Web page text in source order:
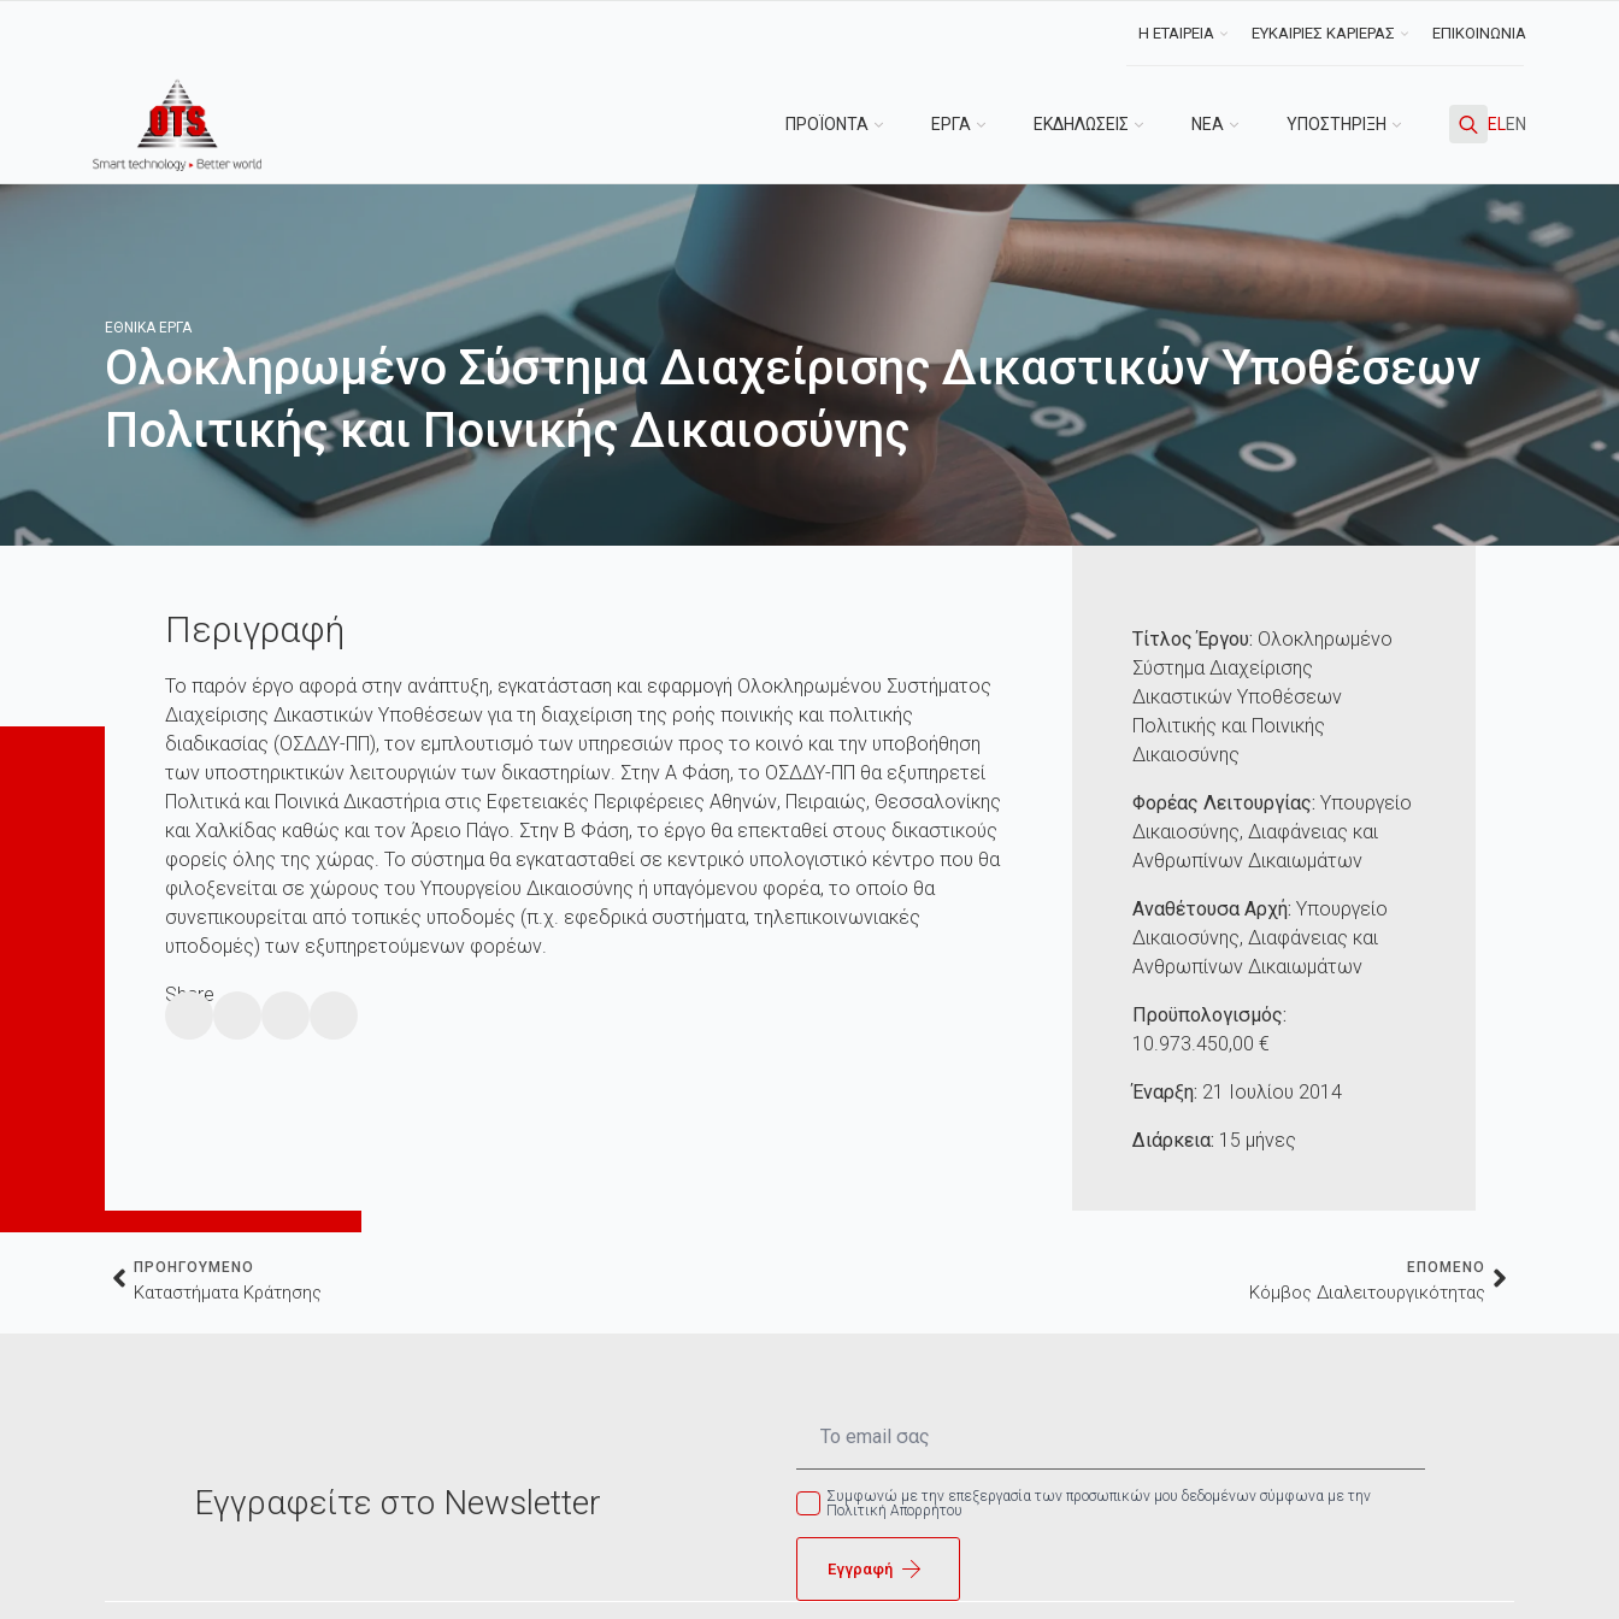
Η ΕΤΑΙΡΕΙΑ ΕΥΚΑΙΡΙΕΣ ΚΑΡΙΕΡΑΣ ΕΠΙΚΟΙΝΩΝΙΑ
ΠΡΟΪΟΝΤΑ ΕΡΓΑ ΕΚΔΗΛΩΣΕΙΣ ΝΕΑ ΥΠΟΣΤΗΡΙΞΗ
for:
ELEN
ΕΘΝΙΚΆ ΈΡΓΑ
Ολοκληρωμένο Σύστημα Διαχείρισης Δικαστικών Υποθέσεων
Πολιτικής και Ποινικής Δικαιοσύνης
Περιγραφή
Το παρόν έργο αφορά στην ανάπτυξη, εγκατάσταση και εφαρμογή Ολοκληρωμένου Συστήματος
Διαχείρισης Δικαστικών Υποθέσεων για τη διαχείριση της ροής ποινικής και πολιτικής
διαδικασίας (ΟΣΔΔΥ-ΠΠ), τον εμπλουτισμό των υπηρεσιών προς το κοινό και την υποβοήθηση
των υποστηρικτικών λειτουργιών των δικαστηρίων. Στην Α Φάση, το ΟΣΔΔΥ-ΠΠ θα εξυπηρετεί
Πολιτικά και Ποινικά Δικαστήρια στις Εφετειακές Περιφέρειες Αθηνών, Πειραιώς, Θεσσαλονίκης
και Χαλκίδας καθώς και τον Άρειο Πάγο. Στην Β Φάση, το έργο θα επεκταθεί στους δικαστικούς
φορείς όλης της χώρας. Το σύστημα θα εγκατασταθεί σε κεντρικό υπολογιστικό κέντρο που θα
φιλοξενείται σε χώρους του Υπουργείου Δικαιοσύνης ή υπαγόμενου φορέα, το οποίο θα
συνεπικουρείται από τοπικές υποδομές (π.χ. εφεδρικά συστήματα, τηλεπικοινωνιακές
υποδομές) των εξυπηρετούμενων φορέων.
Share
Τίτλος Έργου: Ολοκληρωμένο
Σύστημα Διαχείρισης
Δικαστικών Υποθέσεων
Πολιτικής και Ποινικής
Δικαιοσύνης
Φορέας Λειτουργίας: Υπουργείο
Δικαιοσύνης, Διαφάνειας και
Ανθρωπίνων Δικαιωμάτων
Αναθέτουσα Αρχή: Υπουργείο
Δικαιοσύνης, Διαφάνειας και
Ανθρωπίνων Δικαιωμάτων
Προϋπολογισμός:
10.973.450,00 €
Έναρξη: 21 Ιουλίου 2014
Διάρκεια: 15 μήνες
ΠΡΟΗΓΟΥΜΕΝΟ
Καταστήματα Κράτησης
ΕΠΟΜΕΝΟ
Κόμβος Διαλειτουργικότητας
Εγγραφείτε στο Newsletter
Συμφωνώ με την επεξεργασία των προσωπικών μου δεδομένων σύμφωνα με την
Πολιτική Απορρήτου
Εγγραφή